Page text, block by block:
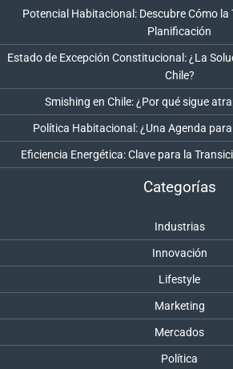
Potencial Habitacional: Descubre Cómo la
Planificación
Estado de Excepción Constitucional: ¿La
Chile?
Smishing en Chile: ¿Por qué sigue
Política Habitacional: ¿Una Agenda
Eficiencia Energética: Clave para la
Categorías
Industrias
Innovación
Lifestyle
Marketing
Mercados
Política